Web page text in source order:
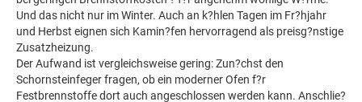
Und das nicht nur im Winter. Auch an k?hlen Tagen im Fr?hjahr
und Herbst eignen sich Kamin?fen hervorragend als preisg?nstige
Zusatzheizung.
Der Aufwand ist vergleichsweise gering: Zun?chst den
Schornsteinfeger fragen, ob ein moderner Ofen f?r
Festbrennstoffe dort auch angeschlossen werden kann. Anschlie?